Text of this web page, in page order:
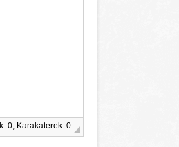
0, Karakaterek: 0